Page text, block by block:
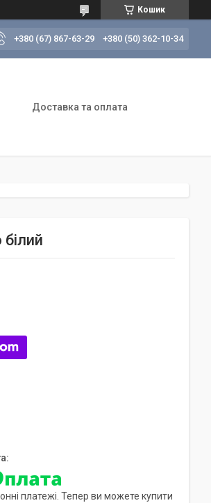
Кошик
+380 (67) 867-63-29 +380 (50) 362-10-34
Доставка та оплата
платежі. Тепер ви можете купити